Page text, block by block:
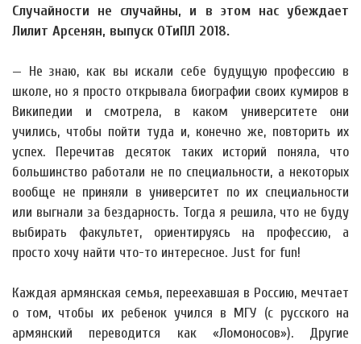
Случайности не случайны, и в этом нас убеждает
Лилит Арсенян, выпуск ОТиПЛ 2018.
— Не знаю, как вы искали себе будущую профессию в
школе, но я просто открывала биографии своих кумиров в
Википедии и смотрела, в каком университете они
учились, чтобы пойти туда и, конечно же, повторить их
успех. Перечитав десяток таких историй поняла, что
большинство работали не по специальности, а некоторых
вообще не приняли в университет по их специальности
или выгнали за бездарность. Тогда я решила, что не буду
выбирать факультет, ориентируясь на профессию, а
просто хочу найти что-то интересное. Just for fun!
Каждая армянская семья, переехавшая в Россию, мечтает
о том, чтобы их ребенок учился в МГУ (с русского на
армянский переводится как «Ломоносов»). Другие